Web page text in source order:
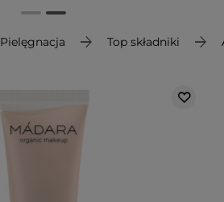
Pielęgnacja Top składniki